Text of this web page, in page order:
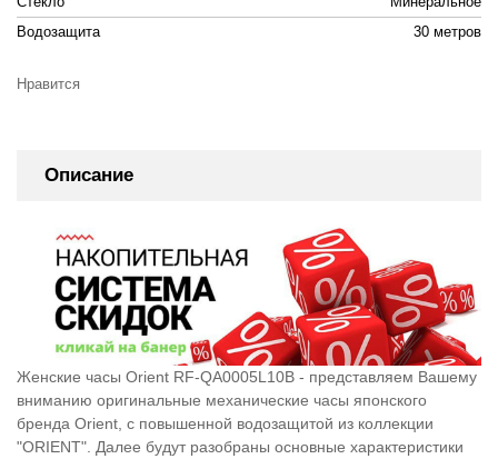
Водозащита
30 метров
Нравится
Описание
Женские часы Orient RF-QA0005L10B - представляем Вашему
вниманию оригинальные механические часы японского
бренда Orient, c повышенной водозащитой из коллекции
"ORIENT". Далее будут разобраны основные характеристики